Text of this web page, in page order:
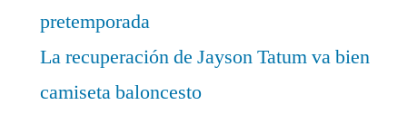
pretemporada
La recuperación de Jayson Tatum va bien
camiseta baloncesto